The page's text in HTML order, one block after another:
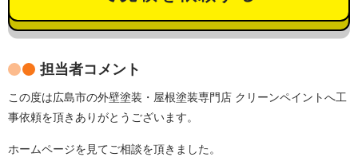
担当者コメント
この度は広島市の外壁塗装・屋根塗装専門店 クリーンペイントへ工
事依頼を頂きありがとうございます。
ホームページを見てご相談を頂きました。